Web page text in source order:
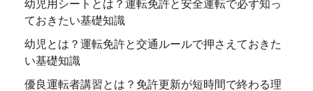
幼児用シートとは？運転免許と安全運転で必ず知っ
ておきたい基礎知識
幼児とは？運転免許と交通ルールで押さえておきた
い基礎知識
優良運転者講習とは？免許更新が短時間で終わる理